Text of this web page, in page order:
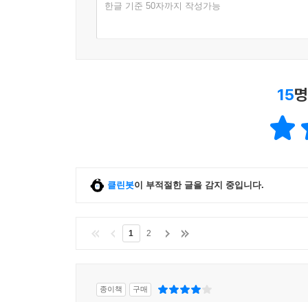
한글 기준 50자까지 작성가능
15
클린봇이 부적절한 글을 감지 중입니다.
1 2
종이책 구매